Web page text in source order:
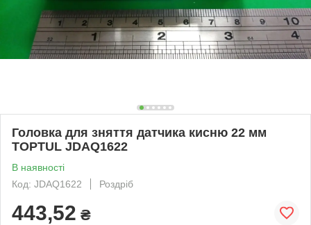
Головка для зняття датчика кисню 22 мм
TOPTUL JDAQ1622
В наявності
Код: JDAQ1622
Роздріб
443,52 ₴